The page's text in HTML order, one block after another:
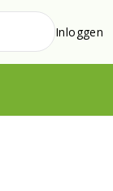
Inloggen